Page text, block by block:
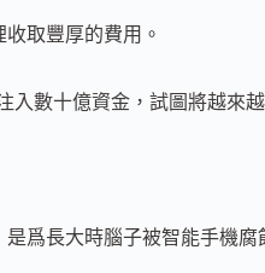
取豐厚的費用。
數十億資金，試圖將越來
爲長大時腦子被智能手機